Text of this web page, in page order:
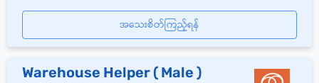
အသေးစိတ်ကြည့်ရန်
Warehouse Helper ( Male )